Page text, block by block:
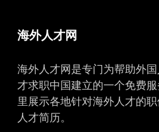
海外人才网
海外人才网是专门为帮助外
才求职中国建立的一个免费
里展示各地针对海外人才的
人才简历。